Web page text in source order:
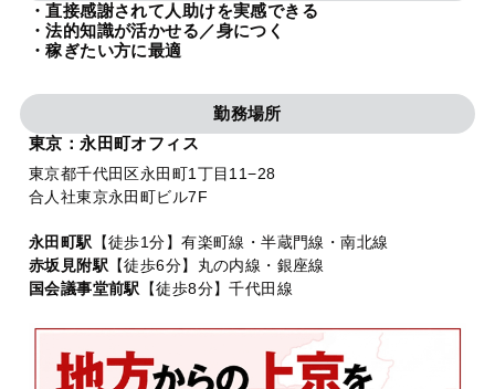
・直接感謝されて人助けを実感できる
・法的知識が活かせる／身につく
・稼ぎたい方に最適
勤務場所
東京：永田町オフィス
東京都千代田区永田町1丁目11−28
合人社東京永田町ビル7F
永田町駅 【徒歩1分】有楽町線・半蔵門線・南北線
赤坂見附駅 【徒歩6分】丸の内線・銀座線
国会議事堂前駅
【徒歩8分】千代田線
プライバシーポリシー 利用規約 内部通報
TikTok受賞